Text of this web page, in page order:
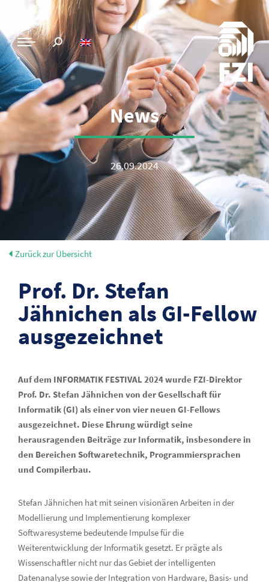
News
26.09.2024
Zurück zur Übersicht
Prof. Dr. Stefan
Jähnichen als GI-Fellow
ausgezeichnet
Auf dem INFORMATIK FESTIVAL 2024 wurde FZI-Direktor
Prof. Dr. Stefan Jähnichen von der Gesellschaft für
Informatik (GI) als einer von vier neuen GI-Fellows
ausgezeichnet. Diese Ehrung würdigt seine
herausragenden Beiträge zur Informatik, insbesondere in
den Bereichen Softwaretechnik, Programmiersprachen
und Compilerbau.
Stefan Jähnichen hat mit seinen visionären Arbeiten in der
Modellierung und Implementierung komplexer
Softwaresysteme bedeutende Impulse für die
Weiterentwicklung der Informatik gesetzt. Er prägte als
Wissenschaftler nicht nur das Gebiet der intelligenten
Datenanalyse sowie der Integration von Hardware, Basis- und